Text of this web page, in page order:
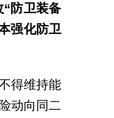
“防卫装备
强化防卫
得维持能
动向同二